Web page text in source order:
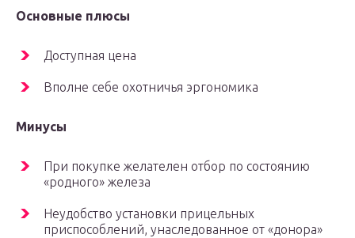
Основные плюсы
Доступная цена
Вполне себе охотничья эргономика
Минусы
При покупке желателен отбор по состоянию
«родного» железа
Неудобство установки прицельных
приспособлений, унаследованное от «донора»